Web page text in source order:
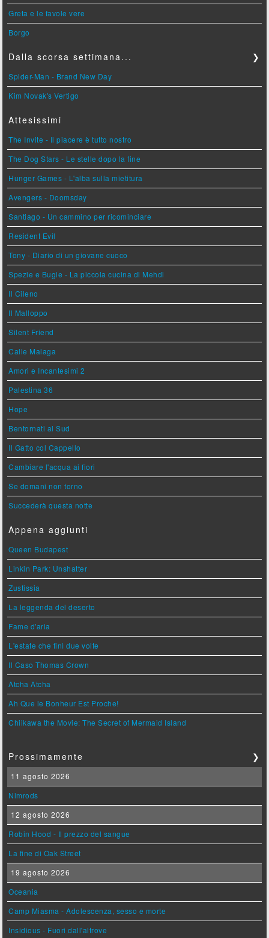
Greta e le favole vere
Borgo
Dalla scorsa settimana... ❯
Spider-Man - Brand New Day
Kim Novak's Vertigo
Attesissimi
The Invite - Il piacere è tutto nostro
The Dog Stars - Le stelle dopo la fine
Hunger Games - L'alba sulla mietitura
Avengers - Doomsday
Santiago - Un cammino per ricominciare
Resident Evil
Tony - Diario di un giovane cuoco
Spezie e Bugie - La piccola cucina di Mehdi
Il Cileno
Il Malloppo
Silent Friend
Calle Malaga
Amori e Incantesimi 2
Palestina 36
Hope
Bentornati al Sud
Il Gatto col Cappello
Cambiare l'acqua ai fiori
Se domani non torno
Succederà questa notte
Appena aggiunti
Queen Budapest
Linkin Park: Unshatter
Zustissia
La leggenda del deserto
Fame d'aria
L'estate che finì due volte
Il Caso Thomas Crown
Atcha Atcha
Ah Que le Bonheur Est Proche!
Chiikawa the Movie: The Secret of Mermaid Island
Prossimamente ❯
11 agosto 2026
Nimrods
12 agosto 2026
Robin Hood - Il prezzo del sangue
La fine di Oak Street
19 agosto 2026
Oceania
Camp Miasma - Adolescenza, sesso e morte
Insidious - Fuori dall'altrove